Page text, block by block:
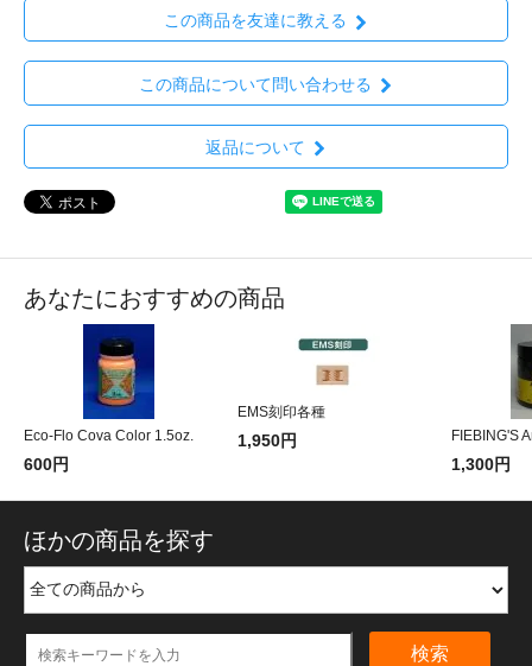
この商品を友達に教える
この商品について問い合わせる
返品について
あなたにおすすめの商品
Eco-Flo Cova Color 1.5oz.
600円
EMS刻印各種
1,950円 FIEBING'S
1,300円
ほかの商品を探す
検索